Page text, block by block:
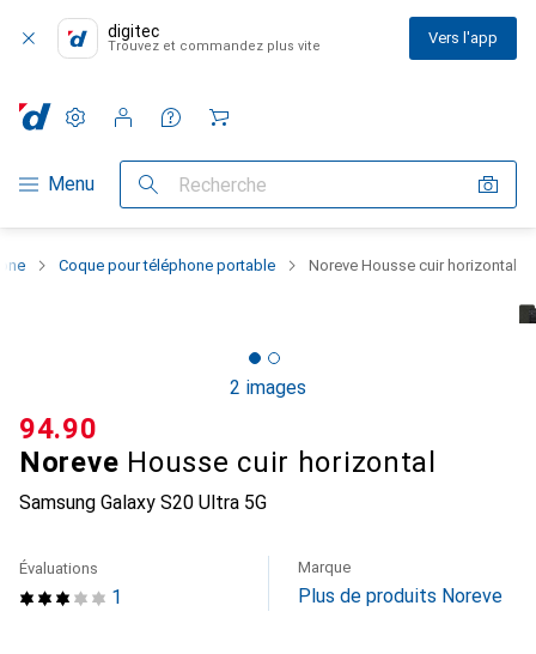
digitec
Trouvez et commandez plus vite Vers l'app
Navigation par catégorie
Menu Recherche
Paramètres
Compte client
Listes de comparaison
Listes d'envies
Panier
Coque pour téléphone portable Noreve Housse cuir horizontal
2 images
Noreve Housse cuir horizontal
Samsung Galaxy S20 Ultra 5G
CHF
94.90
1
Évaluations Marque
Plus de produits Noreve